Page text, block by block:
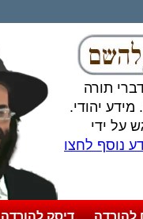
תורה
יהודי.
על ידי
נוסף לחצו
להורדה דיסק להורדה